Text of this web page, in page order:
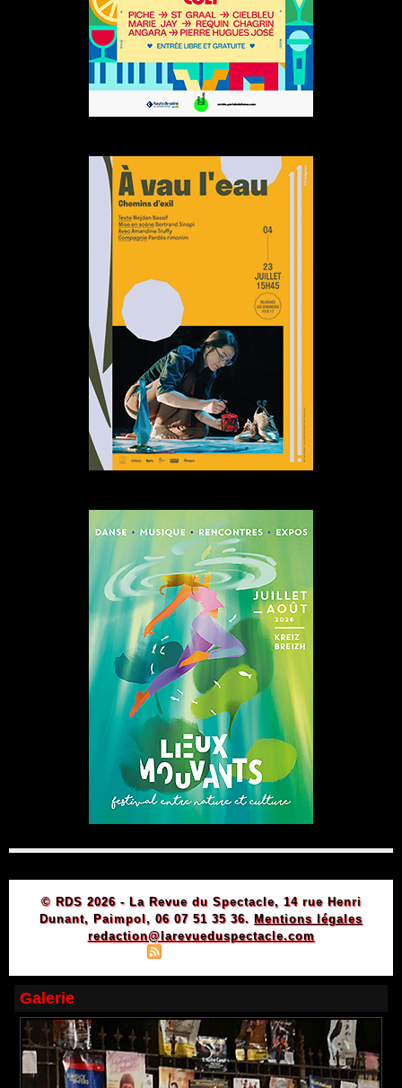
© RDS 2026 - La Revue du Spectacle, 14 rue Henri
Dunant, Paimpol, 06 07 51 35 36. Mentions légales
redaction@larevueduspectacle.com
Galerie